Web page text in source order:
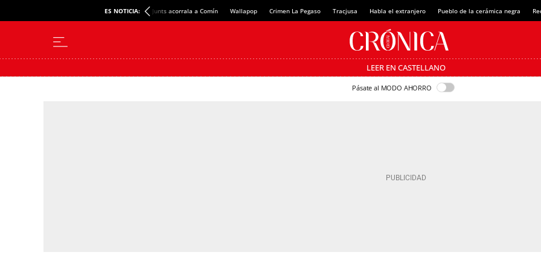
ES NOTICIA: Junts acorrala a Comín Wallapop Crimen La Pegaso Tracjusa Habla el extranjero Pueblo de la cerámica negra
LEER EN CASTELLANO
Pásate al MODO AHORRO